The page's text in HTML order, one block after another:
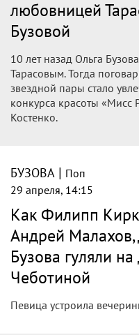
Многолетняя тайна
российского шоу-
Дмитрием Тарасовым
узами брака с Ольгой
«Стыдно…»:
была любовницей
жил в браке с
на развод
10 лет назад Ольга
Тарасовым. Тогда
конкурса красоты «Мисс